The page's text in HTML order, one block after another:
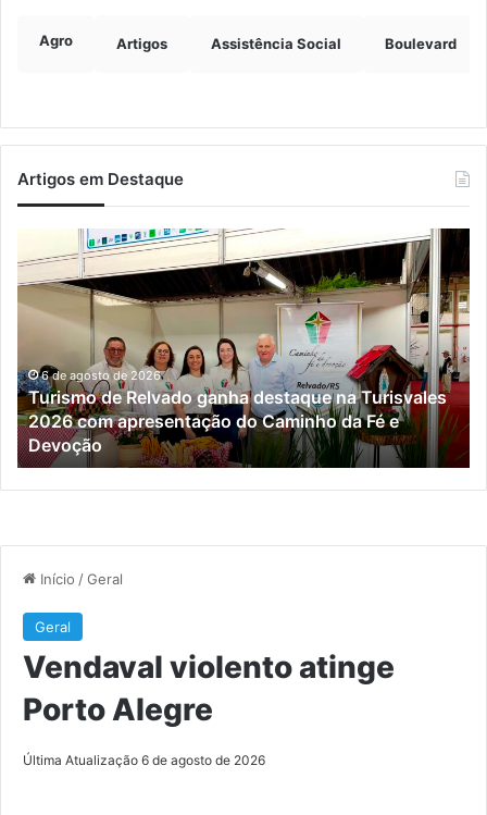
Agro Artigos Assistência Social Boulevard
Artigos em Destaque
de
Relvado
ganha
Turisvales
2026
com
apresentação
do
Caminho
Devoção
6 de agosto de 2026
Turismo de Relvado ganha destaque na Turisvales
2026 com apresentação do Caminho da Fé e
Devoção